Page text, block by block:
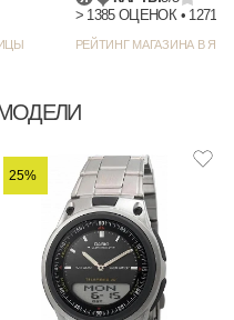
РЕЙТИНГ МАГАЗИНА В
25%